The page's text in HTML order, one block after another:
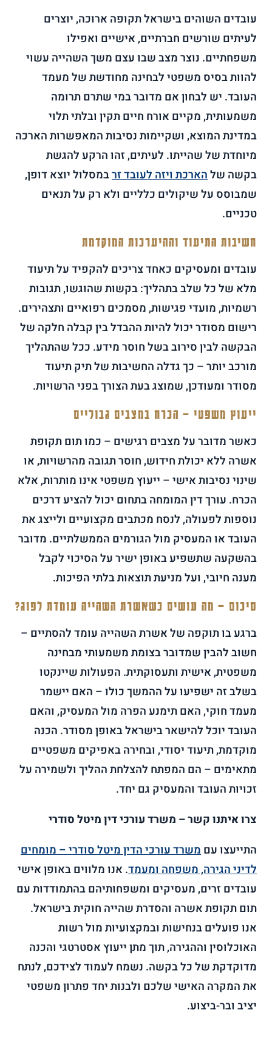
עובדים השוהים בישראל תקופה ארוכה, יוצרים
לעיתים שורשים חברתיים, אישיים ואפילו
משפחתיים. נוצר מצב שבו עצם משך השהייה עשוי
להוות בסיס משפטי לבחינה מחודשת של מעמד
העובד. יש לבחון אם מדובר במי שתרם תרומה
משמעותית, מקיים אורח חיים תקין ובלתי תלוי
במדינת המוצא, ושקיימות נסיבות המאפשרות הארכה
מיוחדת של שהייתו. לעיתים, זהו הרקע להגשת
בקשה שלהארכת ויזה לעובד זרבמסלול יוצא דופן,
שמבוסס על שיקולים כלליים ולא רק על תנאים
טכניים.
חשיבות התיעוד וההיערכות המוקדמת
עובדים ומעסיקים כאחד צריכים להקפיד על תיעוד
מלא של כל שלב בתהליך: בקשות שהוגשו, תגובות
רשמיות, מועדי פגישות, מסמכים רפואיים ותצהירים.
רישום מסודר יכול להיות ההבדל בין קבלה חלקה של
הבקשה לבין סירוב בשל חוסר מידע. ככל שהתהליך
מורכב יותר – כך גדלה החשיבות של תיק תיעוד
מסודר ומעודכן, שמוצג בעת הצורך בפני הרשויות.
ייעוץ משפטי – הכרח במצבים גבוליים
כאשר מדובר על מצבים רגישים – כמו תום תקופת
אשרה ללא יכולת חידוש, חוסר תגובה מהרשויות, או
שינוי נסיבות אישי – ייעוץ משפטי אינו מותרות, אלא
הכרח. עורך דין המומחה בתחום יכול להציע דרכים
נוספות לפעולה, לנסח מכתבים מקצועיים ולייצג את
העובד או המעסיק מול הגורמים הממשלתיים. מדובר
בהשקעה שתשפיע באופן ישיר על הסיכוי לקבל
מענה חיובי, ועל מניעת תוצאות בלתי הפיכות.
סיכום – מה עושים כשאשרת השהייה עומדת לפוג?
ברגע בו תוקפה של אשרת השהייה עומד להסתיים –
חשוב להבין שמדובר בצומת משמעותי מבחינה
משפטית, אישית ותעסוקתית. הפעולות שיינקטו
בשלב זה ישפיעו על ההמשך כולו – האם יישמר
מעמד חוקי, האם תימנע הפרה מול המעסיק, והאם
העובד יוכל להישאר בישראל באופן מסודר. הכנה
מוקדמת, תיעוד יסודי, ובחירה באפיקים משפטיים
מתאימים – הם המפתח להצלחת ההליך ולשמירה על
זכויות העובד והמעסיק גם יחד.
צרו איתנו קשר – משרד עורכי דין מיטל סודרי
התייעצו עםמשרד עורכי הדין מיטל סודרי – מומחים
לדיני הגירה, משפחה ומעמד. אנו מלווים באופן אישי
עובדים זרים, מעסיקים ומשפחותיהם בהתמודדות עם
תום תקופת אשרה והסדרת שהייה חוקית בישראל.
אנו פועלים בנחישות ובמקצועיות מול רשות
האוכלוסין וההגירה, תוך מתן ייעוץ אסטרטגי והכנה
מדוקדקת של כל בקשה. נשמח לעמוד לצידכם, לנתח
את המקרה האישי שלכם ולבנות יחד פתרון משפטי
יציב ובר-ביצוע.